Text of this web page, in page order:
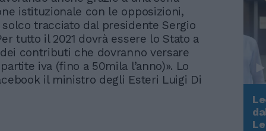
istituzionale con le opposizioni,
tracciato dal presidente Sergio
tutto il 2021 dovrà essere lo Stato a
contributi che dovranno versare
iva (fino a 50mila l’anno)». Lo
il ministro degli Esteri Luigi Di